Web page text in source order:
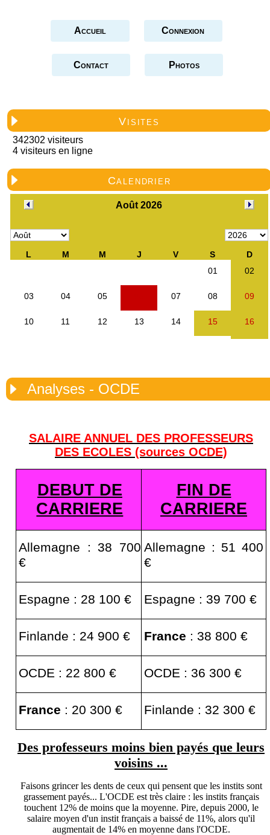
Accueil Connexion
Contact Photos
Visites
342302 visiteurs
4 visiteurs en ligne
Calendrier
Analyses - OCDE
SALAIRE ANNUEL DES PROFESSEURS
DES ECOLES (sources OCDE)
DEBUT DE
CARRIERE
FIN DE
CARRIERE
Allemagne : 38 700
€
Allemagne : 51 400
€
Espagne : 28 100 € Espagne : 39 700 €
Finlande : 24 900 € France : 38 800 €
OCDE : 22 800 € OCDE : 36 300 €
France : 20 300 € Finlande : 32 300 €
Des professeurs moins bien payés que leurs
voisins ...
Faisons grincer les dents de ceux qui pensent que les instits sont
grassement payés... L'OCDE est très claire : les instits français
touchent 12% de moins que la moyenne. Pire, depuis 2000, le
salaire moyen d'un instit français a baissé de 11%, alors qu'il
augmentait de 14% en moyenne dans l'OCDE.